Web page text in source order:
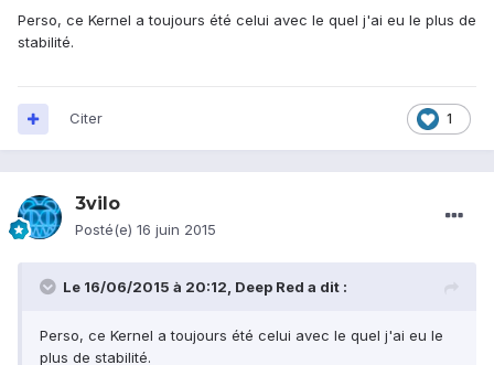
Perso, ce Kernel a toujours été celui avec le quel j'ai eu le plus de
stabilité.
1
Citer
3vilo
Posté(e) 16 juin 2015
Le 16/06/2015 à 20:12, Deep Red a dit :
Perso, ce Kernel a toujours été celui avec le quel j'ai eu le
plus de stabilité.